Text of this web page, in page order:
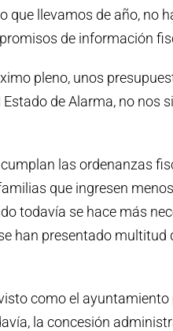
que llevamos de año, no
de información
pleno, unos
de Alarma, no nos
las ordenanzas
que ingresen
todavía se hace más
han presentado multitud
como el ayuntamiento
la concesión